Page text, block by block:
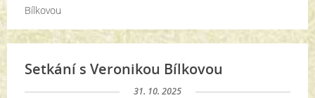
Bílkovou
Setkání s Veronikou Bílkovou
31. 10. 2025